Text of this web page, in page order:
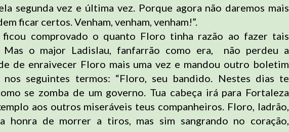
segunda vez e última vez. Porque agora não daremos mais
ficar certos. Venham, venham, venham!”.
comprovado o quanto Floro tinha razão ao fazer tais
Mas o major Ladislau, fanfarrão como era, não perdeu a
de enraivecer Floro mais uma vez e mandou outro boletim
nos seguintes termos: “Floro, seu bandido. Nestes dias te
se zomba de um governo. Tua cabeça irá para Fortaleza
aos outros miseráveis teus companheiros. Floro, ladrão,
honra de morrer a tiros, mas sim sangrando no coração,